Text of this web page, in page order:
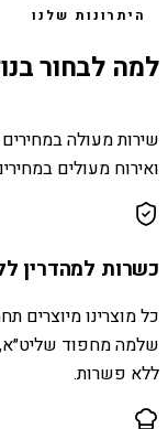
היתרונות שלנו
למה לבחור
שירות מעולה במחירים
ואירוח מעולים
כשרות למהדרין
כל מוצרינו מיוצרים
שלמה מחפוד שליט״א,
ללא פשרות.